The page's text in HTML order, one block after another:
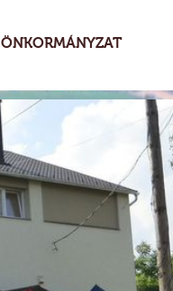
ÖNKORMÁNYZAT